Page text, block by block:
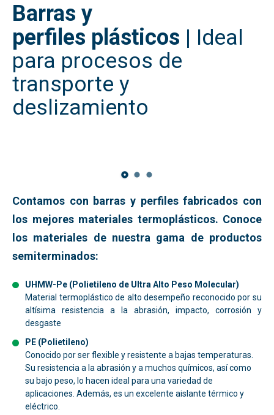
Barras y
perfiles plásticos | Ideal
para procesos de
transporte y
deslizamiento
Contamos con barras y perfilesfabricados con
los mejores materiales termoplásticos. Conoce
los materiales de nuestra gama de productos
semiterminados:
UHMW-Pe (Polietileno de Ultra Alto Peso Molecular)
Material termoplástico de alto desempeño reconocido por su
altísima resistencia a la abrasión, impacto, corrosión y
desgaste
PE (Polietileno)
Conocido por ser flexible y resistente a bajas temperaturas.
Su resistencia a la abrasión y a muchos químicos, así como
su bajo peso, lo hacen ideal para una variedad de
aplicaciones. Además, es un excelente aislante térmico y
eléctrico.